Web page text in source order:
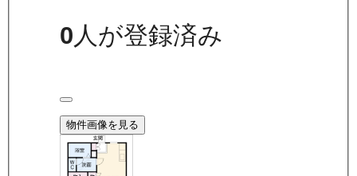
0 人が登録済み
物件画像を見る